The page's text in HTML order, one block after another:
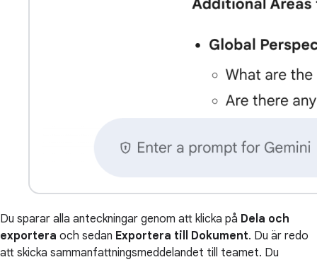
Du sparar alla anteckningar genom att klicka på Dela och
exportera och sedan Exportera till Dokument. Du är redo
att skicka sammanfattningsmeddelandet till teamet. Du